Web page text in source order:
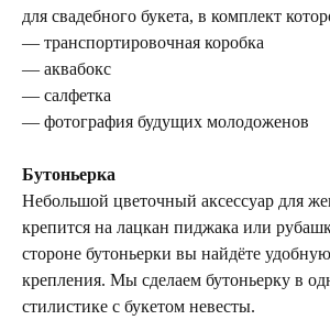
для свадебного букета, в комплект
— транспортировочная коробка
— аквабокс
— салфетка
— фотография будущих молодоженов
Бутоньерка
Небольшой цветочный аксессуар для
крепится на лацкан пиджака или
стороне бутоньерки вы найдёте
крепления. Мы сделаем бутоньерку в
стилистике с букетом невесты.